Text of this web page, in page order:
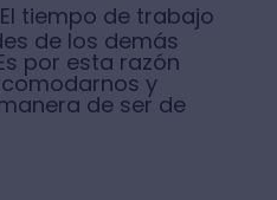
tiempo de trabajo
de los demás
por esta razón
y
de ser de